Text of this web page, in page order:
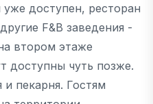
доступен, ресторан
F&B заведения -
втором этаже
доступны чуть позже.
пекарня. Гостям